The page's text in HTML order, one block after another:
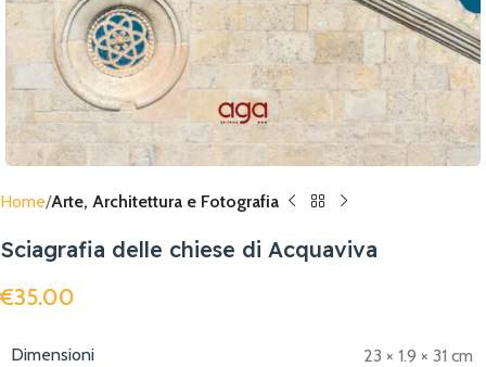
Home Arte, Architettura e Fotografia
Sciagrafia delle chiese di Acquaviva
€35.00
Dimensioni 23 × 1.9 × 31 cm